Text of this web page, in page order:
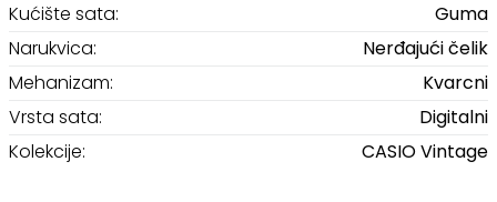
Kućište sata:
Guma
Narukvica:
Nerđajući čelik
Mehanizam:
Kvarcni
Vrsta sata:
Digitalni
Kolekcije:
CASIO Vintage